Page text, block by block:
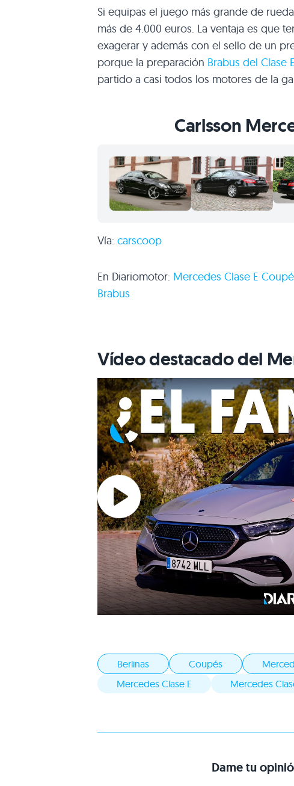
Si equipas el juego más grande de
más de 4.000 euros. La ventaja es que
exagerar y además con el sello de un
porque la preparación Brabus del Clase
partido a casi todos los motores de la
Carlsson
Vía: carscoop
En Diariomotor: Mercedes Clase E
Brabus
Vídeo destacado del
Berlinas Coupés
Mercedes Clase E
Mercedes
Dame tu